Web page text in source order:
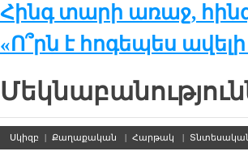
Հինգ տարի առաջ,
«Ո՞րն է հոգեպես
Սկիզբ | Քաղաքական | Հարթակ |